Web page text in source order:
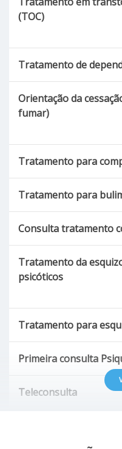
(TOC)
Tratamento de
Orientação da
fumar)
Tratamento para
Tratamento para
Consulta tratamento
Tratamento da
psicóticos
Tratamento para
Primeira consulta
Teleconsulta